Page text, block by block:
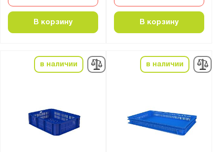
В корзину В корзину
в наличии в наличии